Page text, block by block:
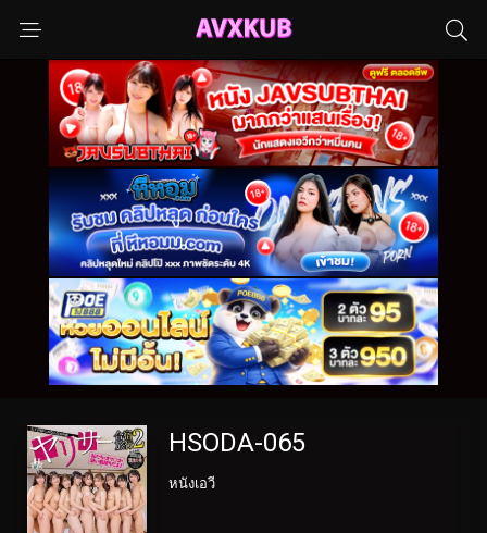
HSODA-065
หนังเอวี